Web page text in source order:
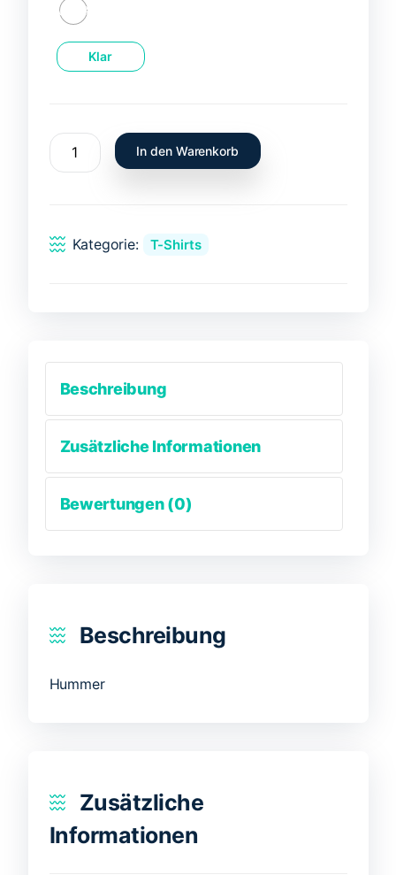
Weiß
Klar
T-
Shirt
Lavagante
In den Warenkorb
Kategorie: T-Shirts
Beschreibung
Zusätzliche Informationen
Bewertungen (0)
Beschreibung
Hummer
Zusätzliche
Informationen